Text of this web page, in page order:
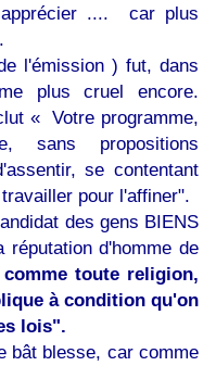
apprécier .... car plus
l'émission ) fut, dans
plus cruel encore.
« Votre programme,
sans propositions
se contentant
pour l'affiner".
des gens BIENS
d'homme de
comme toute religion,
à condition qu'on
lois".
bât blesse, car comme